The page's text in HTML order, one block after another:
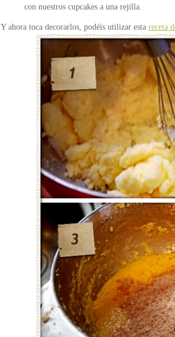
con nuestros cupcakes a una rejilla.
Y ahora toca decorarlos, podéis utilizar esta receta